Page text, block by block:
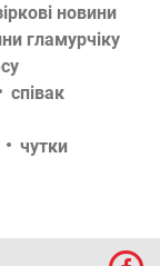
новини
гламурчіку
співак
чутки